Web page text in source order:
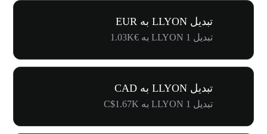
تبدیل LLYON به EUR
تبدیل 1 LLYON به €1.03K
تبدیل LLYON به CAD
تبدیل 1 LLYON به C$1.67K